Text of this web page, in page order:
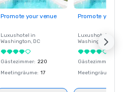
Promote your venue
Luxushotel in
Washington, DC
Gästezimmer: 220
Meetingräume: 17
Promote your
Luxushotel in
Washington
Gästezimmer
Meetingräume